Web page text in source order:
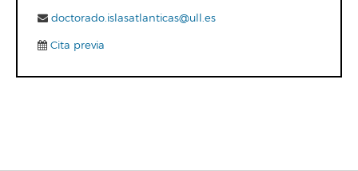
doctorado.islasatlanticas@ull.es
Cita previa